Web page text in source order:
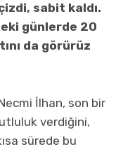
sabit kaldı.
günlerde 20
da görürüz
İlhan, son bir
verdiğini,
sürede bu